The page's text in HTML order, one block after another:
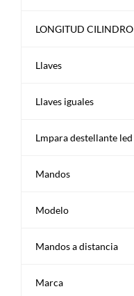
LONGITUD CILINDRO
Llaves
Llaves iguales
Lmpara destellante led
Mandos
Modelo
Mandos a distancia
Marca